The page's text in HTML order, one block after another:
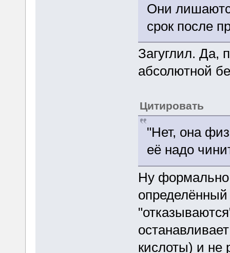
Они
срок после
Загуглил. Да,
абсолютной
Цитировать
"Нет, она
её надо
Ну формально
кислоты) и не